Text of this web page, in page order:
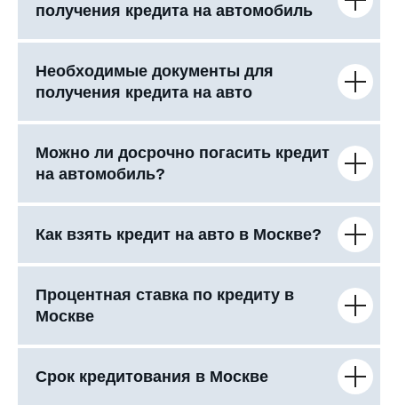
получения кредита на автомобиль
Необходимые документы для
получения кредита на авто
Можно ли досрочно погасить кредит
на автомобиль?
Как взять кредит на авто в Москве?
Процентная ставка по кредиту в
Москве
Срок кредитования в Москве